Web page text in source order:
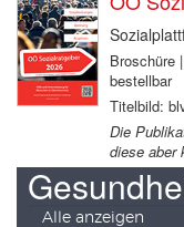
Broschüre
bestellbar
Titelbild:
Die
diese aber
Alle anzeigen